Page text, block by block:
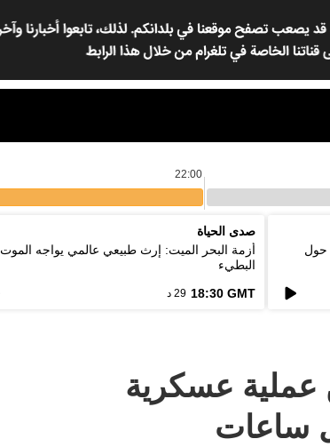
22:00
حول
صدى الحياة
أزمة البحر الميت: إرث طبيعي عالمي يواجه الموت
البطيء
18:30 GMT 29 د
عملية عسكرية
ساعات